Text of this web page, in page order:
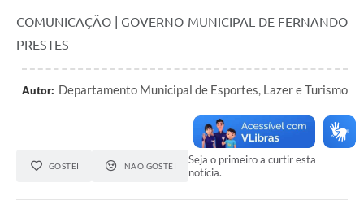
COMUNICAÇÃO | GOVERNO MUNICIPAL DE FERNANDO
PRESTES
Autor: Departamento Municipal de Esportes, Lazer e Turismo
GOSTEI NÃO GOSTEI
Seja o primeiro a curtir esta
notícia.